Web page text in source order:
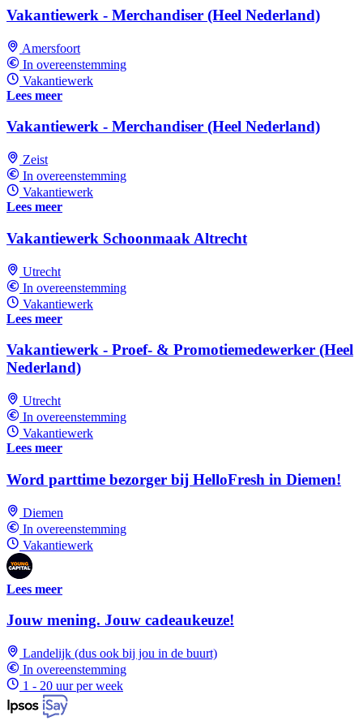
Vakantiewerk - Merchandiser (Heel Nederland)
Amersfoort
In overeenstemming
Vakantiewerk
Lees meer
Vakantiewerk - Merchandiser (Heel Nederland)
Zeist
In overeenstemming
Vakantiewerk
Lees meer
Vakantiewerk Schoonmaak Altrecht
Utrecht
In overeenstemming
Vakantiewerk
Lees meer
Vakantiewerk - Proef- & Promotiemedewerker (Heel
Nederland)
Utrecht
In overeenstemming
Vakantiewerk
Lees meer
Word parttime bezorger bij HelloFresh in Diemen!
Diemen
In overeenstemming
Vakantiewerk
Lees meer
Jouw mening. Jouw cadeaukeuze!
Landelijk (dus ook bij jou in de buurt)
In overeenstemming
1 - 20 uur per week